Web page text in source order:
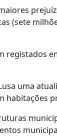
(sete
uma
habitações